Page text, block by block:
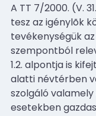
A TT 7/2000. (V.
tesz az igénylõk
tevékenységük
szempontból
1.2. alpontja is
alatti névtérben
szolgáló
esetekben